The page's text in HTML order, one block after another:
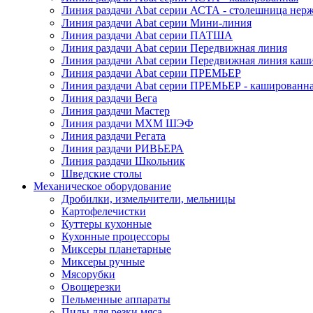
Линия раздачи Abat серии АСТА - столешница
Линия раздачи Abat серии Мини-линия
Линия раздачи Abat серии ПАТША
Линия раздачи Abat серии Передвижная линия
Линия раздачи Abat серии Передвижная линия
Линия раздачи Abat серии ПРЕМЬЕР
Линия раздачи Abat серии ПРЕМЬЕР -
Линия раздачи Вега
Линия раздачи Мастер
Линия раздачи МХМ ШЭФ
Линия раздачи Регата
Линия раздачи РИВЬЕРА
Линия раздачи Школьник
Шведские столы
Механическое оборудование
Дробилки, измельчители, мельницы
Картофелечистки
Куттеры кухонные
Кухонные процессоры
Миксеры планетарные
Миксеры ручные
Мясорубки
Овощерезки
Пельменные аппараты